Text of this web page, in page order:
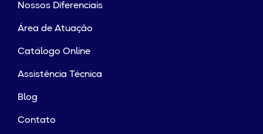
Nossos Diferenciais
Área de Atuação
Catálogo Online
Assistência Técnica
Blog
Contato